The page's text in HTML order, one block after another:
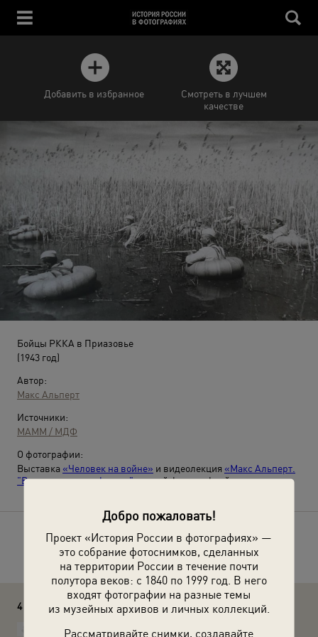
Добро пожаловать!
Проект «История России в фотографиях» —
это собрание фотоснимков, сделанных
на территории России в течение почти
полутора веков: с 1840 по 1999 год. В него
входят фотографии на разные темы
из музейных архивов и личных коллекций.
Рассматривайте снимки, создавайте
Добавить в избранное
Смотреть в лучшем
качестве
Бойцы РККА в Приазовье
(1943 год)
Автор:
Макс Альперт
Источники:
МАММ / МДФ
О фотографии:
Выставка «Человек на войне» и видеолекция «Макс Альперт.
"Восстановление фактов"»с этой фотографией.
Расскажите друзьям об этом фото
4 комментария